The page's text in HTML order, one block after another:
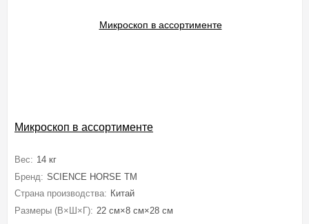
Микроскоп в ассортименте
Вес: 14 кг
Бренд: SCIENCE HORSE TM
Страна производства: Китай
Размеры (В×Ш×Г): 22 см×8 см×28 см